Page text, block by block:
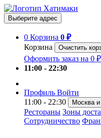
Выберите адрес
0 Корзина 0 ₽
Корзина
Очистить
Оформить заказ на 0 ₽
11:00 - 22:30
Профиль Войти
11:00 - 22:30
Москва
Рестораны Зоны
Сотрудничество